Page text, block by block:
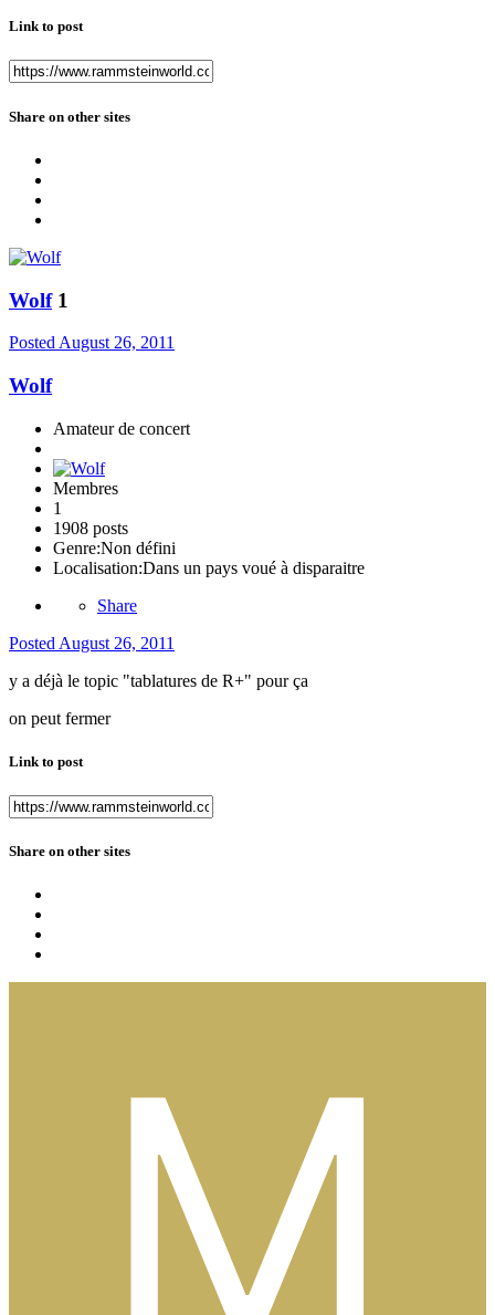
Link to post
Share on other sites
Wolf 1
Posted August 26, 2011
Wolf
Amateur de concert
Membres
1
1908 posts
Genre:Non défini
Localisation:Dans un pays voué à disparaitre
Share
Posted August 26, 2011
y a déjà le topic "tablatures de R+" pour ça
on peut fermer
Link to post
Share on other sites